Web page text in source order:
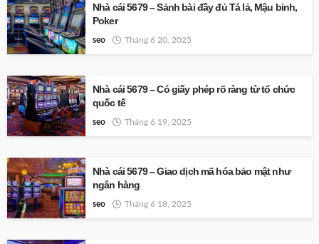
Nhà cái 5679 – Sảnh bài đầy đủ Tá lả, Mậu binh,
Poker
seo Tháng 6 20, 2025
Nhà cái 5679 – Có giấy phép rõ ràng từ tổ chức
quốc tế
seo Tháng 6 19, 2025
Nhà cái 5679 – Giao dịch mã hóa bảo mật như
ngân hàng
seo Tháng 6 18, 2025